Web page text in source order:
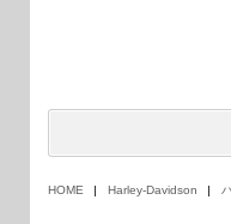
HOME Harley-Davidson